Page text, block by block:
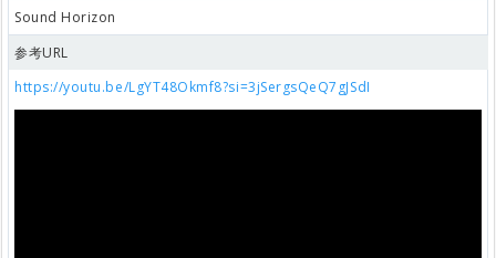
Sound Horizon
参考URL
https://youtu.be/LgYT48Okmf8?si=3jSergsQeQ7gJSdI